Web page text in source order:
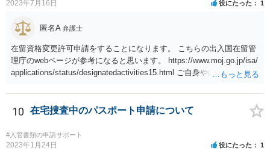
2023年7月16日 役にたった 1
匿名A 弁護士
在留資格変更許可申請をすることになります。 こちらの出入国在留管
理庁のwebページが参考になると思います。 https://www.moj.go.jp/isa/
applications/status/designatedactivities15.html ご自身や内定先企業で
いる弁護士や行政書士に相談されるのが良いです。
10 在宅捜査中のパスポート申請について
#入管書類の申請サポート
2023年1月24日 役にたった 1